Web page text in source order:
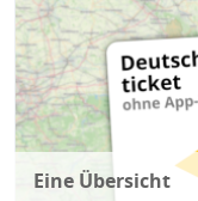
Eine Übersicht